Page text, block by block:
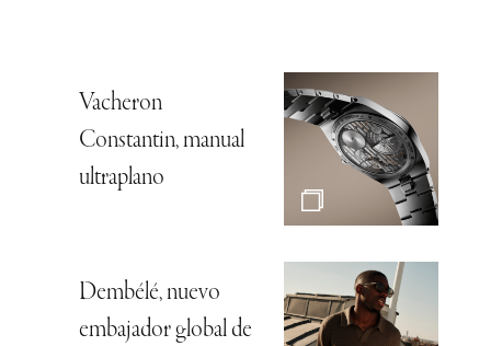
Vacheron
Constantin, manual
ultraplano
Dembélé, nuevo
embajador global de